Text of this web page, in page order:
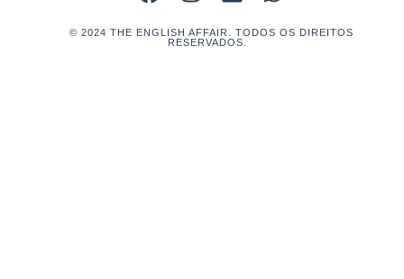
© 2024 THE ENGLISH AFFAIR. TODOS OS DIREITOS
RESERVADOS.